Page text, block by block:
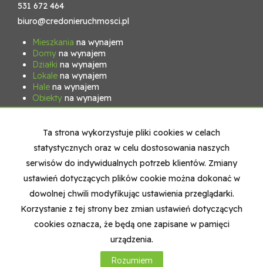
531 672 464
biuro@credonieruchmosci.pl
Mieszkania na wynajem
Domy na wynajem
Działki na wynajem
Lokale na wynajem
Hale na wynajem
Obiekty na wynajem
Domyna sprzedaż
na sprzedaż
Lokalena sprzedaż
Halena sprzedaż
Obiekty
na sprzedaż
Strona główna Nasz zespół Kup Sprzedaj
Program dla biur nieruchomości
Ta strona wykorzystuje pliki cookies w celach
statystycznych oraz w celu dostosowania naszych
serwisów do indywidualnych potrzeb klientów. Zmiany
ustawień dotyczących plików cookie można dokonać w
dowolnej chwili modyfikując ustawienia przeglądarki.
Korzystanie z tej strony bez zmian ustawień dotyczących
cookies oznacza, że będą one zapisane w pamięci
urządzenia.
Rozumiem